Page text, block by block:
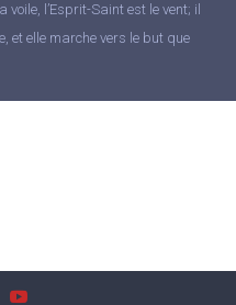
l’Esprit-Saint est le vent; il
et elle marche vers le but que